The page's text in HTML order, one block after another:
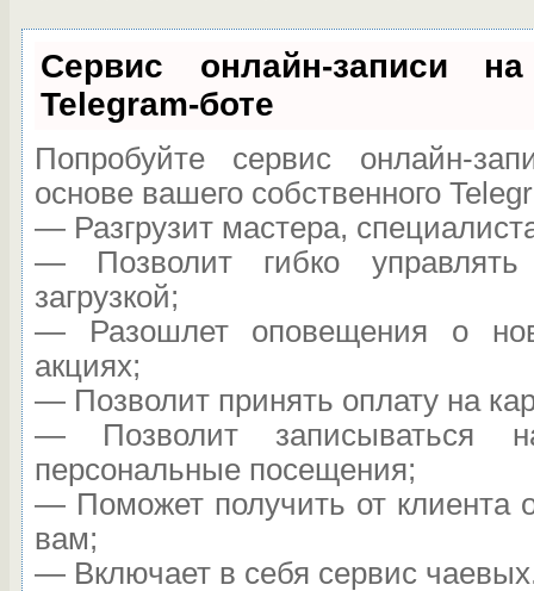
Сервис онлайн-записи
Telegram-боте
Попробуйте сервис онлайн-
основе вашего собственного
— Разгрузит мастера,
— Позволит гибко
загрузкой;
— Разошлет оповещения о
акциях;
— Позволит принять оплату на
— Позволит записываться
персональные посещения;
— Поможет получить от клиента
вам;
— Включает в себя сервис